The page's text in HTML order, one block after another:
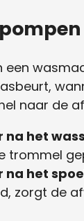
een
naar de
het
trommel
het
zorgt de